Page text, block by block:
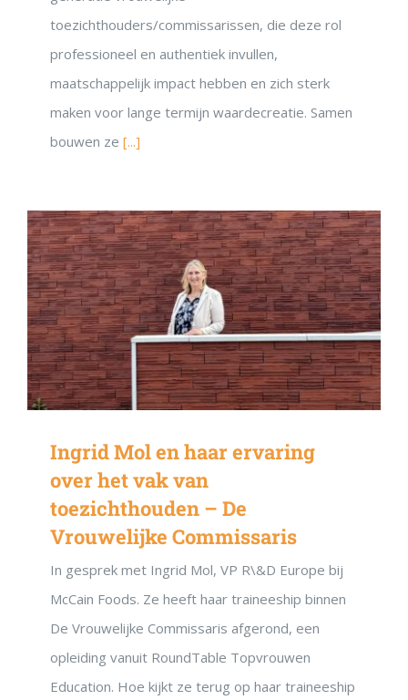
toezichthouders/commissarissen, die deze rol
professioneel en authentiek invullen,
maatschappelijk impact hebben en zich sterk
maken voor lange termijn waardecreatie. Samen
bouwen ze [...]
Ingrid Mol en haar ervaring
over het vak van
toezichthouden – De
Vrouwelijke Commissaris
In gesprek met Ingrid Mol, VP R\&D Europe bij
McCain Foods. Ze heeft haar traineeship binnen
De Vrouwelijke Commissaris afgerond, een
opleiding vanuit RoundTable Topvrouwen
Education. Hoe kijkt ze terug op haar traineeship